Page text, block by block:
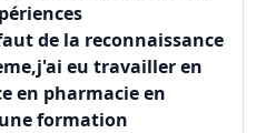
de la reconnaissance
eu travailler en
en pharmacie en
formation